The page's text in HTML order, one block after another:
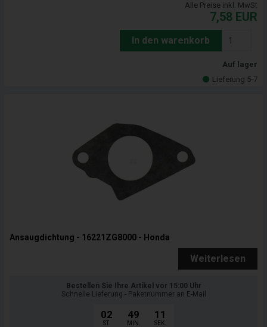
Alle Preise inkl. MwSt
7,58 EUR
In den warenkorb
Auf lager
Lieferung 5-7
Ansaugdichtung - 16221ZG8000 - Honda
Weiterlesen
Bestellen Sie Ihre Artikel vor 15:00 Uhr
Schnelle Lieferung - Paketnummer an E-Mail
02
ST.
49
MIN.
09
SEK.